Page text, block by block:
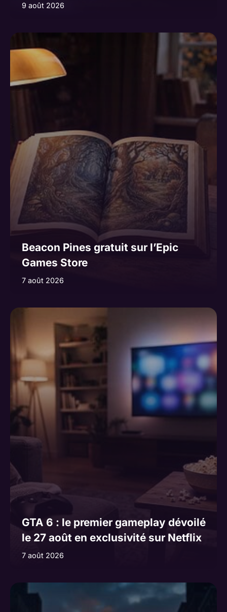
9 août 2026
Beacon Pines gratuit sur l’Epic
Games Store
7 août 2026
GTA 6 : le premier gameplay dévoilé
le 27 août en exclusivité sur Netflix
7 août 2026